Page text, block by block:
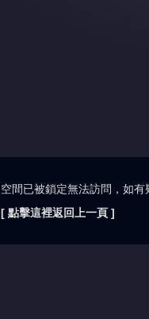
空間已被鎖定無法訪問，如
[ 點擊這裡返回上一頁 ]